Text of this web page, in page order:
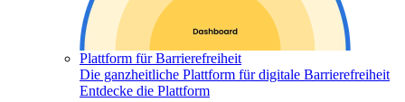
Plattform für Barrierefreiheit
Die ganzheitliche Plattform für digitale Barrierefreiheit
Entdecke die Plattform